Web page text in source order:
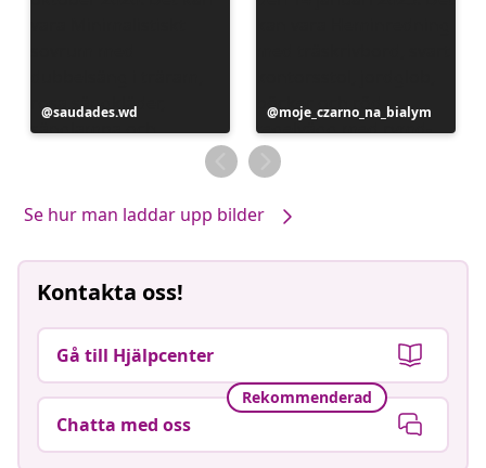
Inlägg
publicerat
saudades.wd
Inlägg
publicerat
av
moje_czarno_na_bialym
Se hur man laddar upp bilder
Kontakta oss!
Gå till Hjälpcenter
Rekommenderad
Chatta med oss